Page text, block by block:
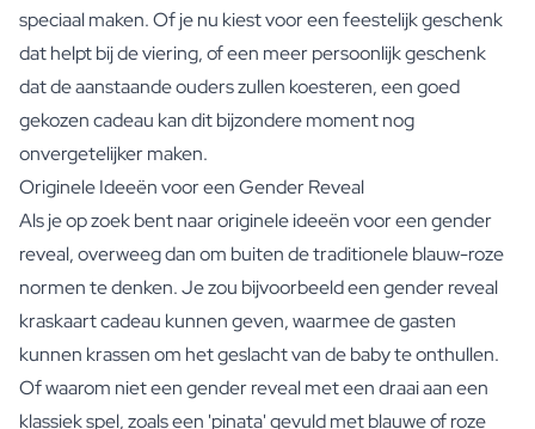
speciaal maken. Of je nu kiest voor een feestelijk geschenk
dat helpt bij de viering, of een meer persoonlijk geschenk
dat de aanstaande ouders zullen koesteren, een goed
gekozen cadeau kan dit bijzondere moment nog
onvergetelijker maken.
Originele Ideeën voor een Gender Reveal
Als je op zoek bent naar originele ideeën voor een gender
reveal, overweeg dan om buiten de traditionele blauw-roze
normen te denken. Je zou bijvoorbeeld een gender reveal
kraskaart cadeau kunnen geven, waarmee de gasten
kunnen krassen om het geslacht van de baby te onthullen.
Of waarom niet een gender reveal met een draai aan een
klassiek spel, zoals een 'pinata' gevuld met blauwe of roze